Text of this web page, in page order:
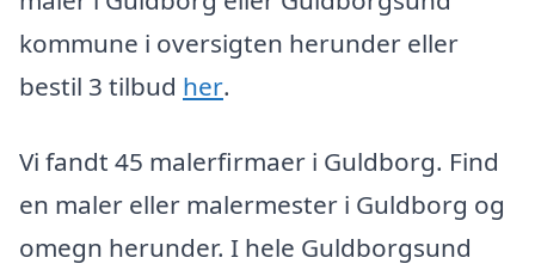
kommune i oversigten herunder eller
bestil 3 tilbud her.
Vi fandt 45 malerfirmaer i Guldborg. Find
en maler eller malermester i Guldborg og
omegn herunder. I hele Guldborgsund